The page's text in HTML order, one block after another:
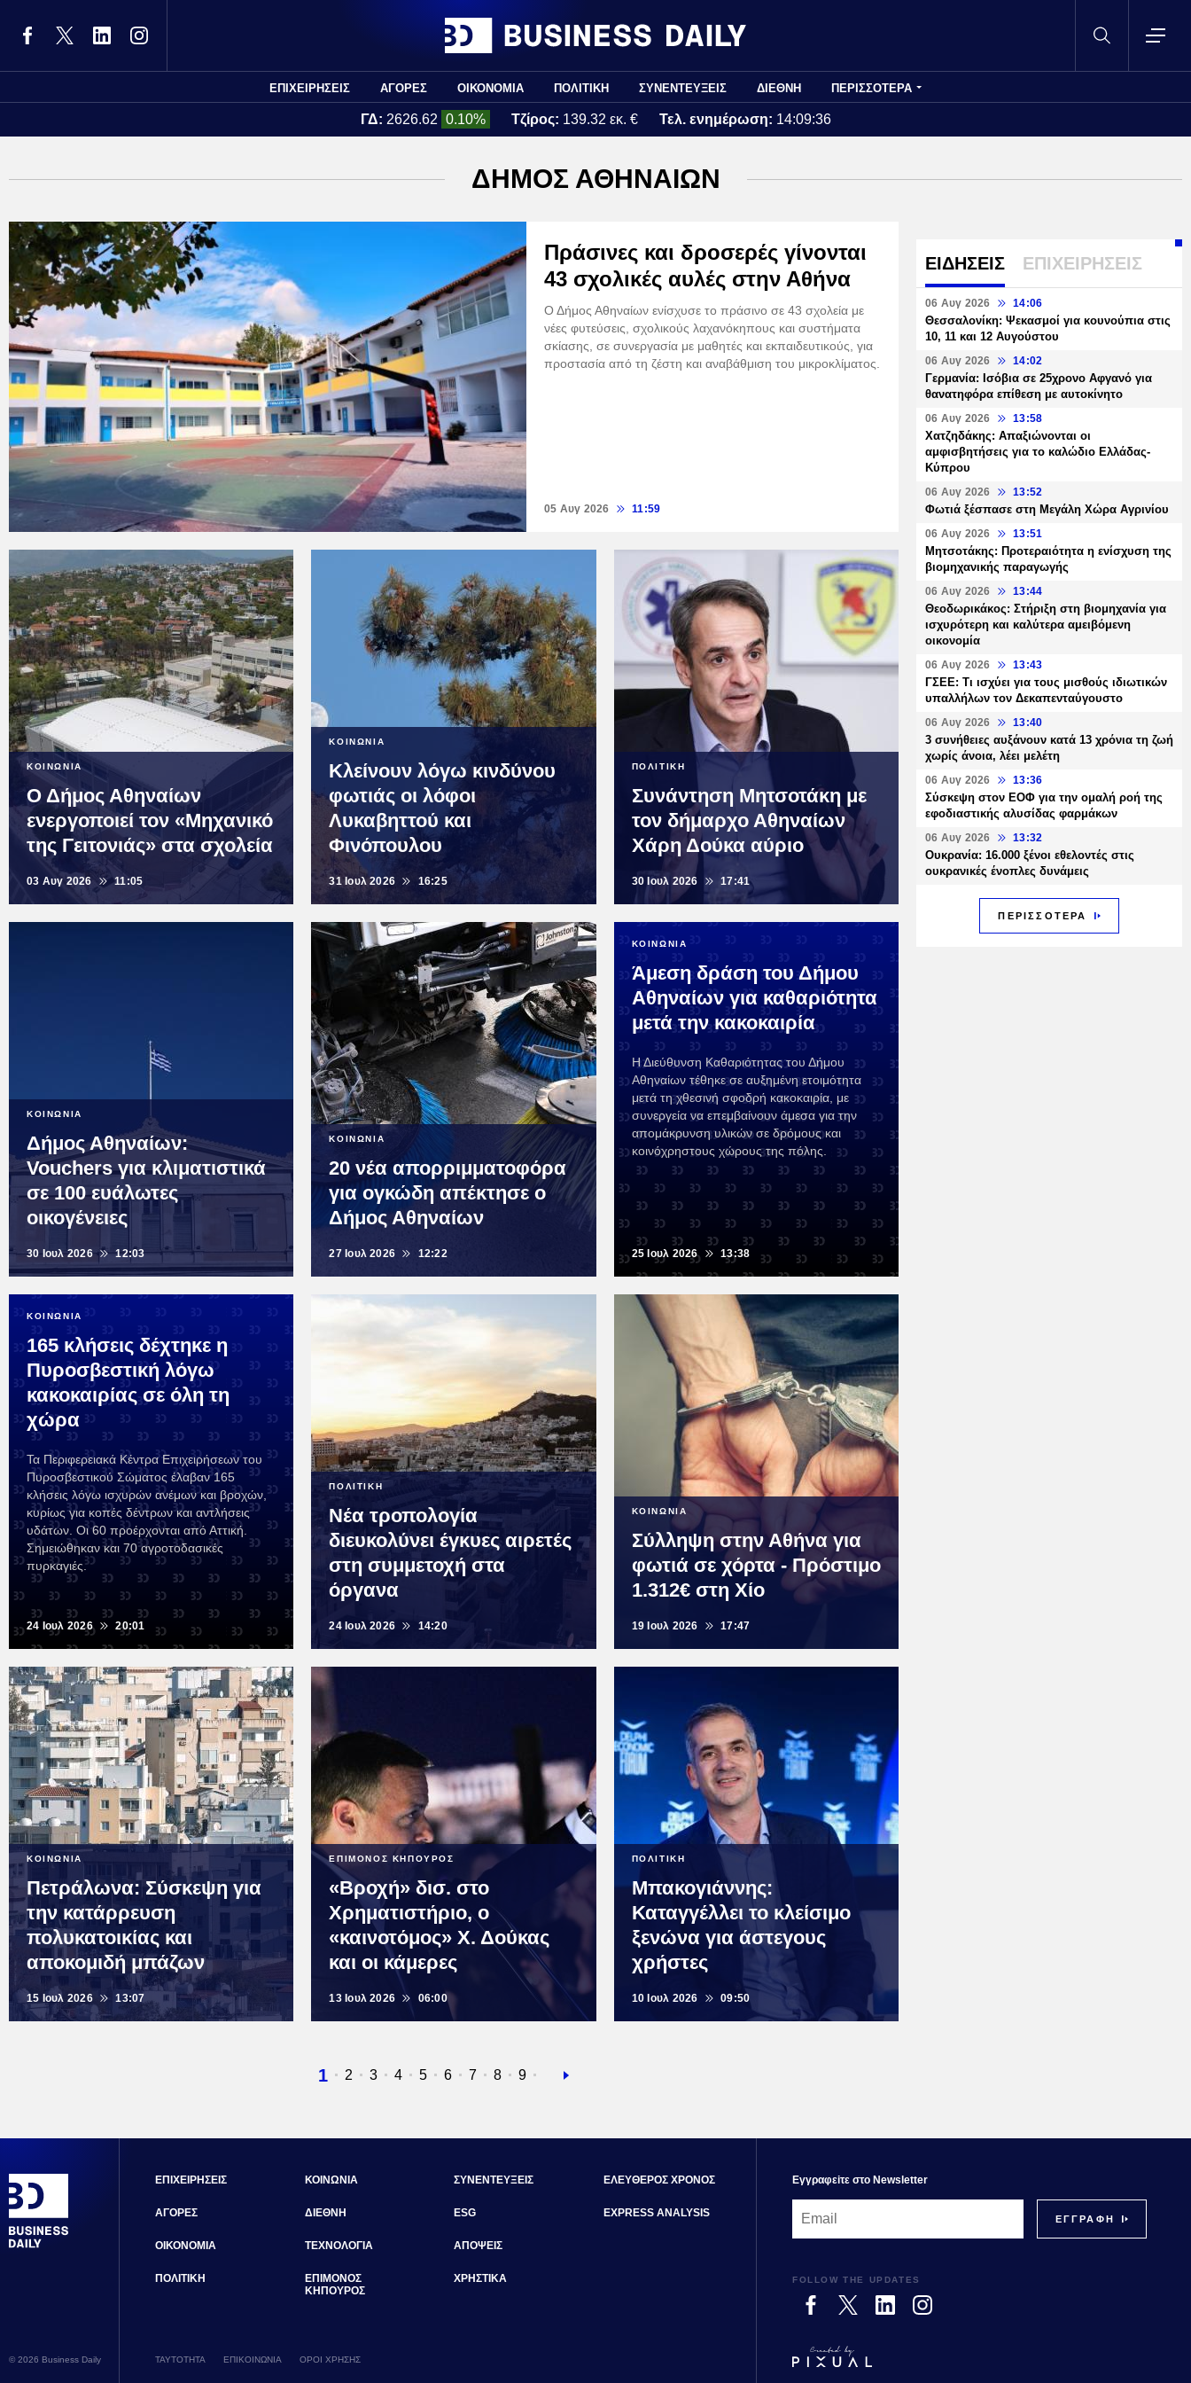
ΕΠΙΧΕΙΡΗΣΕΙΣ ΑΓΟΡΕΣ ΟΙΚΟΝΟΜΙΑ ΠΟΛΙΤΙΚΗ ΣΥΝΕΝΤΕΥΞΕΙΣ ΔΙΕΘΝΗ ΠΕΡΙΣΣΟΤΕΡΑ
ΓΔ: 2626.62 0.10% Τζίρος: 139.32 εκ. € Τελ. ενημέρωση: 14:09:36
ΔΗΜΟΣ ΑΘΗΝΑΙΩΝ
Πράσινες και δροσερές γίνονται
43 σχολικές αυλές στην Αθήνα
Ο Δήμος Αθηναίων ενίσχυσε το πράσινο σε 43 σχολεία με
νέες φυτεύσεις, σχολικούς λαχανόκηπους και συστήματα
σκίασης, σε συνεργασία με μαθητές και εκπαιδευτικούς, για
προστασία από τη ζέστη και αναβάθμιση του μικροκλίματος.
05 Αυγ 2026 11:59
ΚΟΙΝΩΝΙΑ
Ο Δήμος Αθηναίων
ενεργοποιεί τον «Μηχανικό
της Γειτονιάς» στα σχολεία
03 Αυγ 2026 11:05
ΚΟΙΝΩΝΙΑ
Κλείνουν λόγω κινδύνου
φωτιάς οι λόφοι
Λυκαβηττού και
Φινόπουλου
31 Ιουλ 2026 16:25
ΠΟΛΙΤΙΚΗ
Συνάντηση Μητσοτάκη με
τον δήμαρχο Αθηναίων
Χάρη Δούκα αύριο
30 Ιουλ 2026 17:41
ΚΟΙΝΩΝΙΑ
Δήμος Αθηναίων:
Vouchers για κλιματιστικά
σε 100 ευάλωτες
οικογένειες
30 Ιουλ 2026 12:03
ΚΟΙΝΩΝΙΑ
20 νέα απορριμματοφόρα
για ογκώδη απέκτησε ο
Δήμος Αθηναίων
27 Ιουλ 2026 12:22
ΚΟΙΝΩΝΙΑ
Άμεση δράση του Δήμου
Αθηναίων για καθαριότητα
μετά την κακοκαιρία
Η Διεύθυνση Καθαριότητας του Δήμου
Αθηναίων τέθηκε σε αυξημένη ετοιμότητα
μετά τη χθεσινή σφοδρή κακοκαιρία, με
συνεργεία να επεμβαίνουν άμεσα για την
απομάκρυνση υλικών σε δρόμους και
κοινόχρηστους χώρους της πόλης.
25 Ιουλ 2026 13:38
ΚΟΙΝΩΝΙΑ
165 κλήσεις δέχτηκε η
Πυροσβεστική λόγω
κακοκαιρίας σε όλη τη
χώρα
Τα Περιφερειακά Κέντρα Επιχειρήσεων του
Πυροσβεστικού Σώματος έλαβαν 165
κλήσεις λόγω ισχυρών ανέμων και βροχών,
κυρίως για κοπές δέντρων και αντλήσεις
υδάτων. Οι 60 προέρχονται από Αττική.
Σημειώθηκαν και 70 αγροτοδασικές
πυρκαγιές.
24 Ιουλ 2026 20:01
ΠΟΛΙΤΙΚΗ
Νέα τροπολογία
διευκολύνει έγκυες αιρετές
στη συμμετοχή στα
όργανα
24 Ιουλ 2026 14:20
ΚΟΙΝΩΝΙΑ
Σύλληψη στην Αθήνα για
φωτιά σε χόρτα - Πρόστιμο
1.312€ στη Χίο
19 Ιουλ 2026 17:47
ΚΟΙΝΩΝΙΑ
Πετράλωνα: Σύσκεψη για
την κατάρρευση
πολυκατοικίας και
αποκομιδή μπάζων
15 Ιουλ 2026 13:07
ΕΠΙΜΟΝΟΣ ΚΗΠΟΥΡΟΣ
«Βροχή» δισ. στο
Χρηματιστήριο, ο
«καινοτόμος» Χ. Δούκας
και οι κάμερες
13 Ιουλ 2026 06:00
ΠΟΛΙΤΙΚΗ
Μπακογιάννης:
Καταγγέλλει το κλείσιμο
ξενώνα για άστεγους
χρήστες
10 Ιουλ 2026 09:50
Τρέχουσα
1 Σελίδα
2 Σελίδα
3 Σελίδα
4 Σελίδα
5 Σελίδα
6 Σελίδα
7 Σελίδα
8 Σελίδα
9
Next
ΕΙΔΗΣΕΙΣ ΕΠΙΧΕΙΡΗΣΕΙΣ
06 Αυγ 2026 14:06
Θεσσαλονίκη: Ψεκασμοί για κουνούπια στις
10, 11 και 12 Αυγούστου
06 Αυγ 2026 14:02
Γερμανία: Ισόβια σε 25χρονο Αφγανό για
θανατηφόρα επίθεση με αυτοκίνητο
06 Αυγ 2026 13:58
Χατζηδάκης: Απαξιώνονται οι
αμφισβητήσεις για το καλώδιο Ελλάδας-
Κύπρου
06 Αυγ 2026 13:52
Φωτιά ξέσπασε στη Μεγάλη Χώρα Αγρινίου
06 Αυγ 2026 13:51
Μητσοτάκης: Προτεραιότητα η ενίσχυση της
βιομηχανικής παραγωγής
06 Αυγ 2026 13:44
Θεοδωρικάκος: Στήριξη στη βιομηχανία για
ισχυρότερη και καλύτερα αμειβόμενη
οικονομία
06 Αυγ 2026 13:43
ΓΣΕΕ: Τι ισχύει για τους μισθούς ιδιωτικών
υπαλλήλων τον Δεκαπενταύγουστο
06 Αυγ 2026 13:40
3 συνήθειες αυξάνουν κατά 13 χρόνια τη ζωή
χωρίς άνοια, λέει μελέτη
06 Αυγ 2026 13:36
Σύσκεψη στον ΕΟΦ για την ομαλή ροή της
εφοδιαστικής αλυσίδας φαρμάκων
06 Αυγ 2026 13:32
Ουκρανία: 16.000 ξένοι εθελοντές στις
ουκρανικές ένοπλες δυνάμεις
ΠΕΡΙΣΣΟΤΕΡΑ
ΕΠΙΧΕΙΡΗΣΕΙΣ
ΑΓΟΡΕΣ
ΟΙΚΟΝΟΜΙΑ
ΠΟΛΙΤΙΚΗ
ΚΟΙΝΩΝΙΑ
ΔΙΕΘΝΗ
ΤΕΧΝΟΛΟΓΙΑ
ΕΠΙΜΟΝΟΣ
ΚΗΠΟΥΡΟΣ
ΣΥΝΕΝΤΕΥΞΕΙΣ
ESG
ΑΠΟΨΕΙΣ
ΧΡΗΣΤΙΚΑ
ΕΛΕΥΘΕΡΟΣ ΧΡΟΝΟΣ
EXPRESS ANALYSIS
FOLLOW THE UPDATES
Εγγραφεiτε στο Newsletter
ΤΑΥΤΟΤΗΤΑ ΕΠΙΚΟΙΝΩΝΙΑ ΟΡΟΙ ΧΡΗΣΗΣ
© 2026 Business Daily